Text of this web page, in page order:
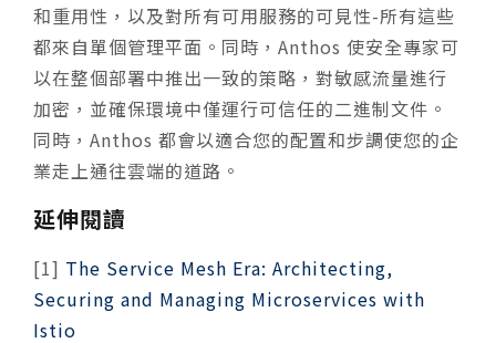
和重用性，以及對所有可用服務的可見性-所有這些
都來自單個管理平面。同時，Anthos 使安全專家可
以在整個部署中推出一致的策略，對敏感流量進行
加密，並確保環境中僅運行可信任的二進制文件。
同時，Anthos 都會以適合您的配置和步調使您的企
業走上通往雲端的道路。
延伸閱讀
[1] The Service Mesh Era: Architecting,
Securing and Managing Microservices with
Istio